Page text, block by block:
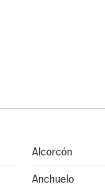
Alcorcón
Anchuelo